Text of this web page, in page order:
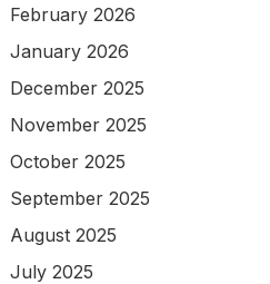
February 2026
January 2026
December 2025
November 2025
October 2025
September 2025
August 2025
July 2025